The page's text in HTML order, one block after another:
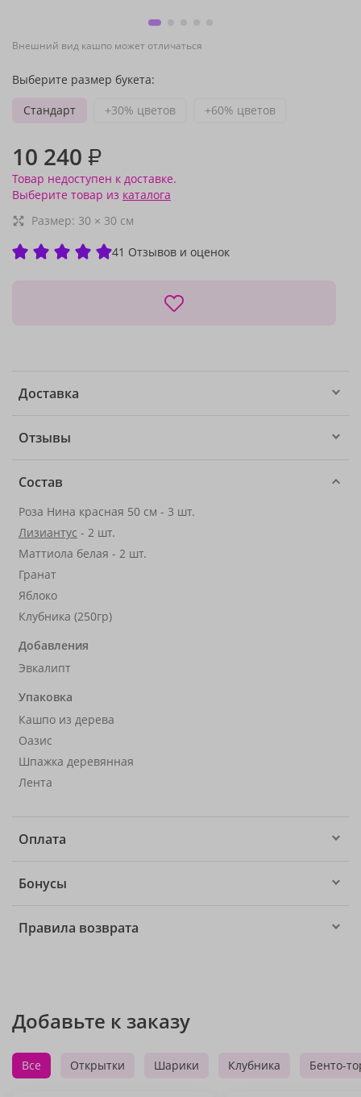
Внешний вид кашпо может отличаться
Выберите размер букета:
Стандарт
+30% цветов +60% цветов
10 240 ₽
Товар недоступен к доставке.
Выберите товар из каталога
Размер: 30 × 30 см
41 Отзывов и оценок
Доставка
Отзывы
Состав
Роза Нина красная 50 см - 3 шт.
Лизиантус - 2 шт.
Маттиола белая - 2 шт.
Гранат
Яблоко
Клубника (250гр)
Добавления
Эвкалипт
Упаковка
Кашпо из дерева
Оазис
Шпажка деревянная
Лента
Оплата
Бонусы
Правила возврата
Добавьте к заказу
Все Открытки Шарики Клубника Бенто-